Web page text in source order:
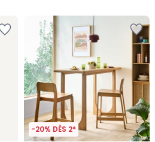
-20% DÈS 2*